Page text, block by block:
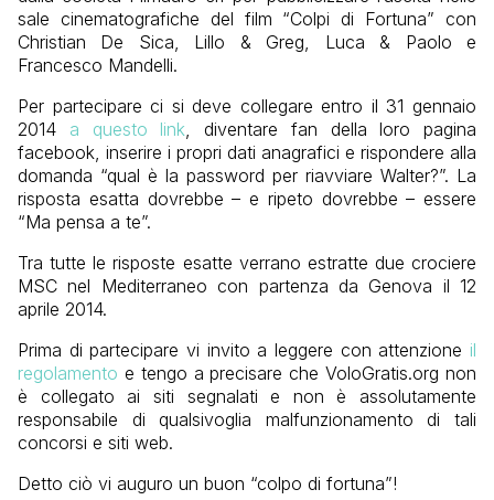
sale cinematografiche del film “Colpi di Fortuna” con
Christian De Sica, Lillo & Greg, Luca & Paolo e
Francesco Mandelli.
Per partecipare ci si deve collegare entro il 31 gennaio
2014 a questo link, diventare fan della loro pagina
facebook, inserire i propri dati anagrafici e rispondere alla
domanda “qual è la password per riavviare Walter?”. La
risposta esatta dovrebbe – e ripeto dovrebbe – essere
“Ma pensa a te”.
Tra tutte le risposte esatte verrano estratte due crociere
MSC nel Mediterraneo con partenza da Genova il 12
aprile 2014.
Prima di partecipare vi invito a leggere con attenzione il
regolamento e tengo a precisare che VoloGratis.org non
è collegato ai siti segnalati e non è assolutamente
responsabile di qualsivoglia malfunzionamento di tali
concorsi e siti web.
Detto ciò vi auguro un buon “colpo di fortuna”!